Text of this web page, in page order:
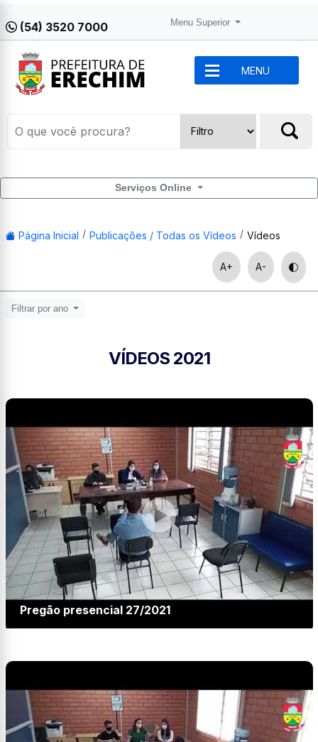
(54) 3520 7000 Menu Superior
MENU
Serviços Online
Página Inicial Publicações / Todas os Vídeos Vídeos
A+ A-
Filtrar por ano
VÍDEOS 2021
Pregão presencial 27/2021